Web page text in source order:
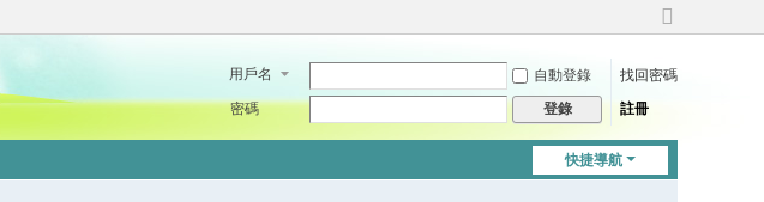
切
到
用戶名 自動登錄
找回密碼
密碼
登錄 註冊
快捷導航